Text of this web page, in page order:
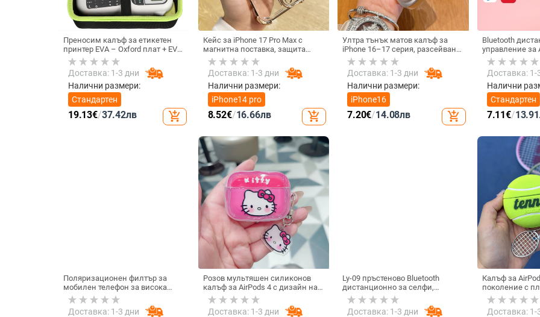
Преносим калъф за етикетен
принтер EVA – Oxford плат + EVA,
горещо пресовано EVA и шиене,
товароподемност 10 кг
Доставка: 1-3 дни
Налични размери:
Стандартен
19.13€/37.42лв add_shopping_cart
Кейс за iPhone 17 Pro Max с
магнитна поставка, защита
срещу изпускане на четирите
ъгъла, акрилен корпус с
електроплатиран финиш
Доставка: 1-3 дни
Налични размери:
iPhone14 pro
8.52€/16.66лв add_shopping_cart
Ултра тънък матов калъф за
iPhone 16–17 серия, разсейване
на топлината, пълно покритие,
удароустойчив и устойчив на
отпечатъци
Доставка: 1-3 дни
Налични размери:
iPhone16
7.20€/14.08лв add_shopping_cart
Bluetooth
управление за
универсално
видеозаписи,
tremolo,
тегло 15 g
Доставка: 1-
Налични
Стандартен
7.11€/13.91
Поляризационен филтър за
мобилен телефон за висока
резолюция — ND филтър, модел
GZM
Доставка: 1-3 дни
Розов мультяшен силиконов
калъф за AirPods 4 с дизайн на
котка
Доставка: 1-3 дни
Ly-09 пръстеново Bluetooth
дистанционно за селфи,
Bluetooth 5.3, ABS материал,
тегло 10
Доставка: 1-3 дни
Калъф за
поколение с
мотив,
съвместим с
Доставка: 1-